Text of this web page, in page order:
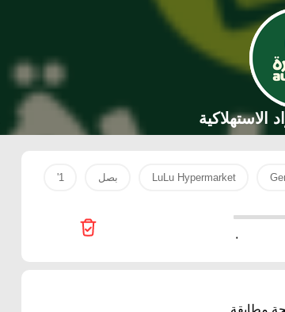
الاستهلاكية
LuLu Hypermarket بصل 1'
٠
مطابقة